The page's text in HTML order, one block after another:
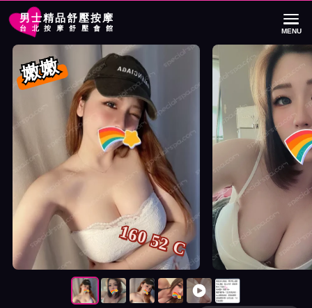
男士精品舒壓按摩
台北按摩舒壓會館 MENU
首頁 芯苑館按摩師嫩嫩詳細介紹
芯苑館按摩師嫩嫩照片展示與影片介紹
嫩嫩
160 52 C
按摩師嫩嫩照片展示與影片介紹及客戶評價截屏展示